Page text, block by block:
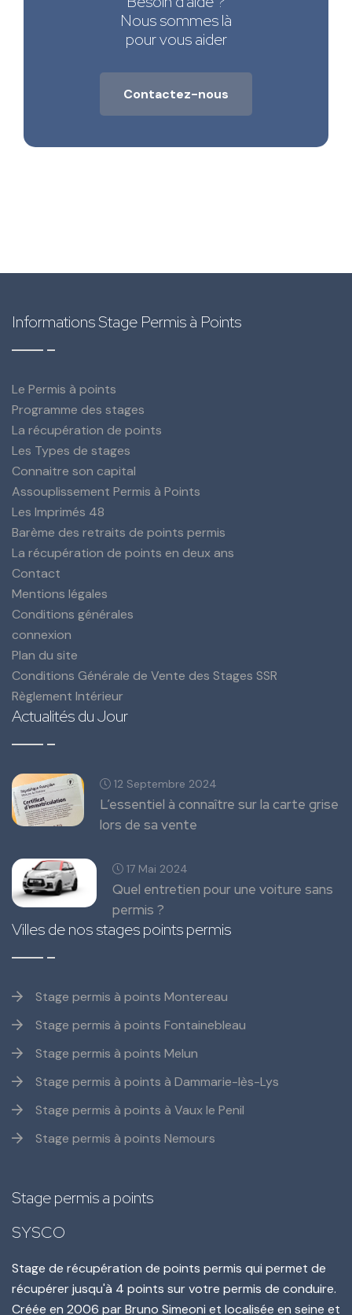
Nous sommes là
pour vous aider
Contactez-nous
Stage permis a points
SYSCO
Stage de récupération de points permis qui permet de
récupérer jusqu'à 4 points sur votre permis de conduire.
Créée en 2006 parBruno Simeoni et localisée en seine et
Villes de nos stages points permis
Stage permis à points Montereau
Stage permis à points Fontainebleau
Stage permis à points Melun
Stage permis à points à Dammarie-lès-Lys
Stage permis à points à Vaux le Penil
Stage permis à points Nemours
Informations Stage Permis à Points
Le Permis à points
Programme des stages
La récupération de points
Les Types de stages
Connaitre son capital
Assouplissement Permis à Points
Les Imprimés 48
Barème des retraits de points permis
La récupération de points en deux ans
Contact
Mentions légales
Conditions générales
connexion
Plan du site
Conditions Générale de Vente des Stages SSR
Règlement Intérieur
Actualités du Jour
12 Septembre 2024
L’essentiel à connaître sur la carte grise
lors de sa vente
17 Mai 2024
Quel entretien pour une voiture sans
permis ?